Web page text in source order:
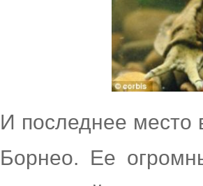
И последнее место
Борнео. Ее